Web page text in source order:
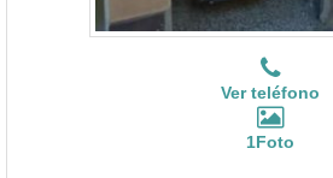
Ver teléfono
1Foto